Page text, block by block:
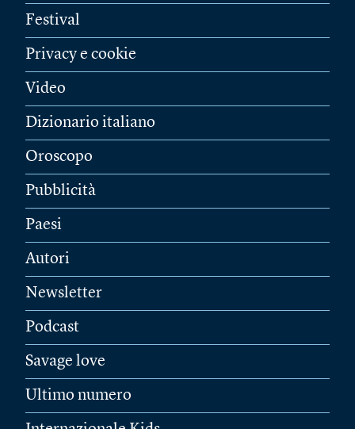
Festival
Privacy e cookie
Video
Dizionario italiano
Oroscopo
Pubblicità
Paesi
Autori
Newsletter
Podcast
Savage love
Ultimo numero